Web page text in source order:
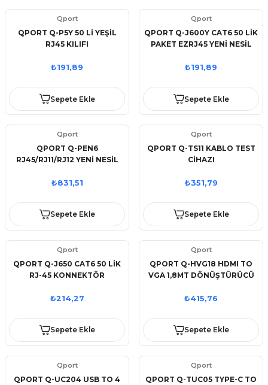
Qport
QPORT Q-P5Y 50 Lİ YEŞİL
RJ45 KILIFI
₺191,89
Sepete Ekle
Qport
QPORT Q-J600Y CAT6 50 LİK
PAKET EZRJ45 YENİ NESİL
₺191,89
Sepete Ekle
Qport
QPORT Q-PEN6
RJ45/RJ11/RJ12 YENİ NESİL
₺831,51
Sepete Ekle
Qport
QPORT Q-TS11 KABLO TEST
CİHAZI
₺351,79
Sepete Ekle
Qport
QPORT Q-J650 CAT6 50 LİK
RJ-45 KONNEKTÖR
₺214,27
Sepete Ekle
Qport
QPORT Q-HVG18 HDMI TO
VGA 1,8MT DÖNÜŞTÜRÜCÜ
₺415,76
Sepete Ekle
Qport
QPORT Q-UC204 USB TO 4
Qport
QPORT Q-TUC05 TYPE-C TO